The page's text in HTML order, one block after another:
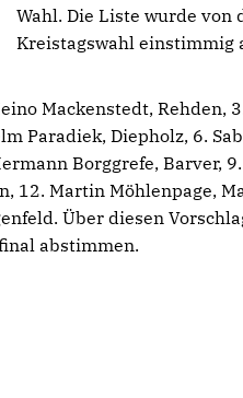
Wahl. Die Liste wurde von
Kreistagswahl einstimmig
Mackenstedt, Rehden,
Paradiek, Diepholz, 6.
Borggrefe, Barver,
12. Martin Möhlenpage,
Über diesen
abstimmen.